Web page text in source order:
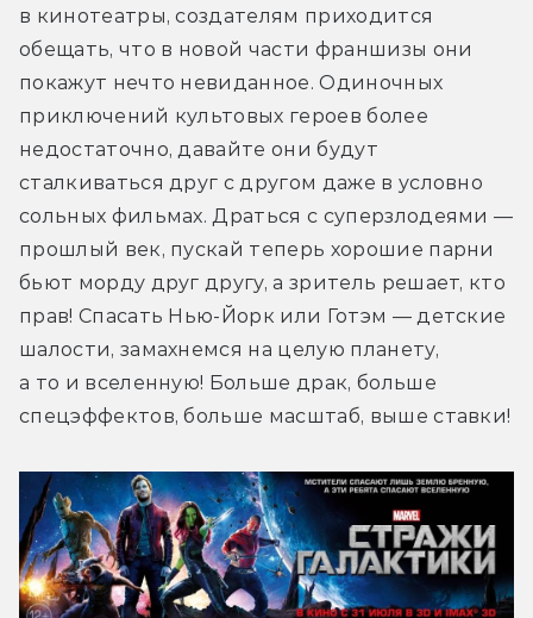
в кинотеатры, создателям приходится
обещать, что в новой части франшизы они
покажут нечто невиданное. Одиночных
приключений культовых героев более
недостаточно, давайте они будут
сталкиваться друг с другом даже в условно
сольных фильмах. Драться с суперзлодеями —
прошлый век, пускай теперь хорошие парни
бьют морду друг другу, а зритель решает, кто
прав! Спасать Нью-Йорк или Готэм — детские
шалости, замахнемся на целую планету,
а то и вселенную! Больше драк, больше
спецэффектов, больше масштаб, выше ставки!